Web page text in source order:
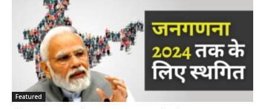
Featured